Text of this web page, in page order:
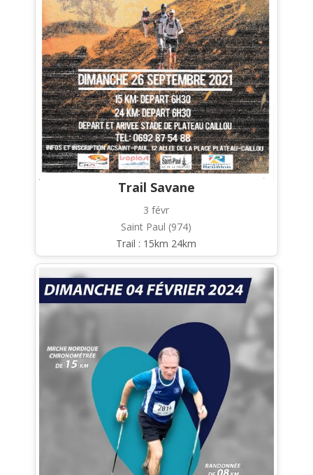
Trail Savane
3 févr
Saint Paul (974)
Trail : 15km 24km